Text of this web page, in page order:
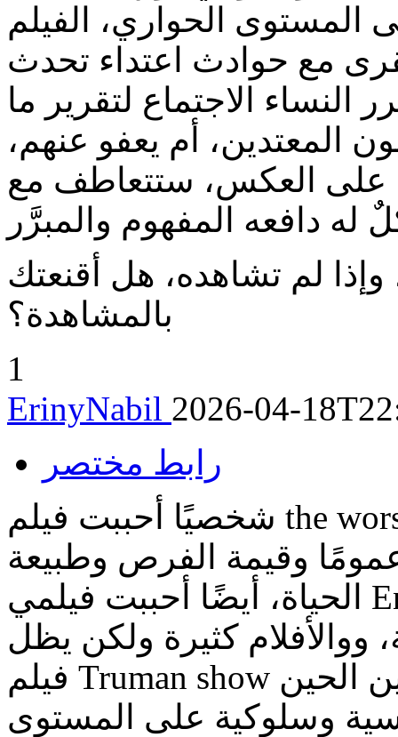
المستوى الحواري، الفيلم
مع حوادث اعتداء تحدث
الاجتماع لتقرير ما
المعتدين، أم يعفو عنهم،
على العكس، ستتعاطف مع
وإذا لم تشاهده، هل أقنعتك
بالمشاهدة؟
1
ErinyNabil 2026-04-
رابط مختصر
شخصيًا أحببت فيلم the worst person in the world وهو يعكس
وقيمة الفرص وطبيعة
الحياة، أيضًا أحببت فيلمي Enemy وDemolition لنفس الممثل
كثيرة ولكن يظل
فيلم Truman show من الأفلام التي أحب تكراراها بين الحين
وسلوكية على المستوى